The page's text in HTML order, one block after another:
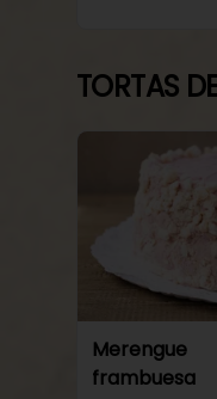
TORTAS
Merengue
frambuesa